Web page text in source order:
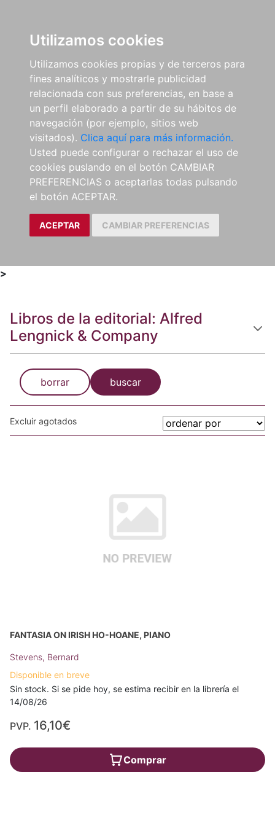
Utilizamos cookies
Utilizamos cookies propias y de terceros para
fines analíticos y mostrarle publicidad
relacionada con sus preferencias, en base a
un perfil elaborado a partir de su hábitos de
navegación (por ejemplo, sitios web
visitados). Clica aquí para más información.
Usted puede configurar o rechazar el uso de
cookies puslando en el botón CAMBIAR
PREFERENCIAS o aceptarlas todas pulsando
el botón ACEPTAR.
ACEPTAR CAMBIAR PREFERENCIAS
>
Libros de la editorial: Alfred
Lengnick & Company
borrar buscar
Excluir agotados
FANTASIA ON IRISH HO-HOANE, PIANO
Stevens, Bernard
Disponible en breve
Sin stock. Si se pide hoy, se estima recibir en la librería el
14/08/26
PVP. 16,10€
Comprar